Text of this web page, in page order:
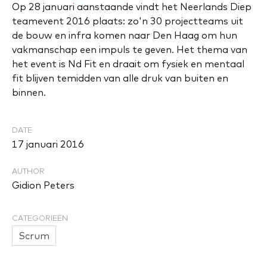
Op 28 januari aanstaande vindt het Neerlands Diep
teamevent 2016 plaats: zo'n 30 projectteams uit
de bouw en infra komen naar Den Haag om hun
vakmanschap een impuls te geven. Het thema van
het event is Nd Fit en draait om fysiek en mentaal
fit blijven temidden van alle druk van buiten en
binnen.
DATE
17 januari 2016
AUTHOR
Gidion Peters
CATEGORIEËN
Scrum